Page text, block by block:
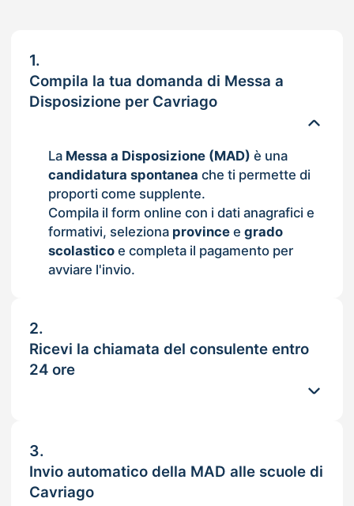
1.
Compila la tua domanda di Messa a
Disposizione per Cavriago
La Messa a Disposizione (MAD) è una
candidatura spontanea che ti permette di
proporti come supplente.
Compila il form online con i dati anagrafici e
formativi, seleziona provincee grado
scolasticoe completa il pagamento per
avviare l'invio.
2.
Ricevi la chiamata del consulente entro
24 ore
3.
Invio automatico della MAD alle scuole di
Cavriago